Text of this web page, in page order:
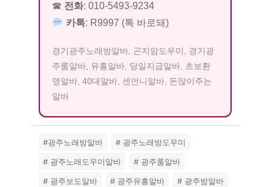
☎ 전화:010-5493-9234
카톡: R9997 (톡 바로돼)
경기광주노래방알바, 곤지암도우미, 경기광
주룸알바, 유흥알바, 당일지급알바, 초보환
영알바, 40대알바, 센언니알바, 돈많이주는
알바
#광주노래방알바
# 광주노래방도우미
# 광주노래도우미알바
# 광주룸알바
# 광주보도알바
# 광주유흥알바
# 광주밤알바